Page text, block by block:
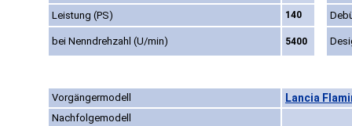
Leistung (PS)
140
bei Nenndrehzahl (U/min) 5400
Vorgängermodell Lancia
Nachfolgemodell